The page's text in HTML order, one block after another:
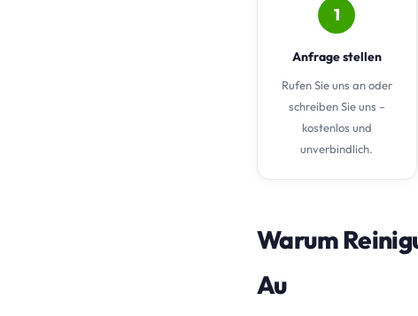
1
Anfrage stellen
Rufen Sie uns an oder
schreiben Sie uns –
kostenlos und
unverbindlich.
Warum
Au